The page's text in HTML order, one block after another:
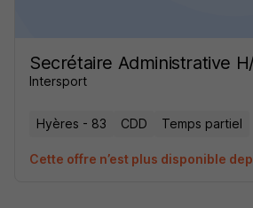
Secrétaire Administrative
Intersport
Hyères - 83 CDD Temps partiel
Cette offre n’est plus disponible